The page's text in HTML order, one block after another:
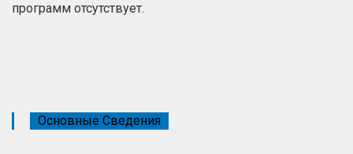
программ отсутствует.
Основные Сведения